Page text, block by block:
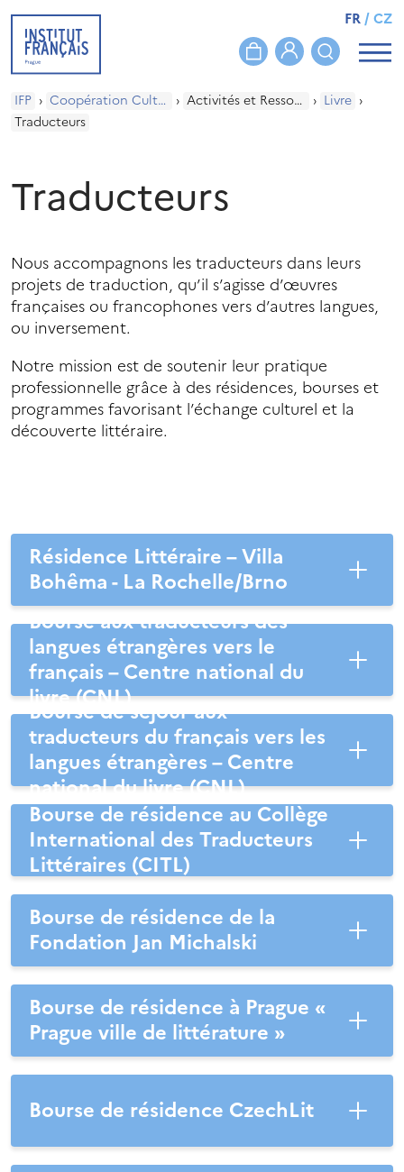
FR/CZ
IFP › Coopération Culturelle › Activités et Ressources › Livre ›
Traducteurs
Traducteurs
Nous accompagnons les traducteurs dans leurs
projets de traduction, qu’il s’agisse d’œuvres
françaises ou francophones vers d’autres langues,
ou inversement.
Notre mission est de soutenir leur pratique
professionnelle grâce à des résidences, bourses et
programmes favorisant l’échange culturel et la
découverte littéraire.
Résidence Littéraire – Villa
Bohêma - La Rochelle/Brno
Bourse aux traducteurs des
langues étrangères vers le
français – Centre national du
livre (CNL)
Bourse de séjour aux
traducteurs du français vers les
langues étrangères – Centre
national du livre (CNL)
Bourse de résidence au Collège
International des Traducteurs
Littéraires (CITL)
Bourse de résidence de la
Fondation Jan Michalski
Bourse de résidence à Prague «
Prague ville de littérature »
Bourse de résidence CzechLit